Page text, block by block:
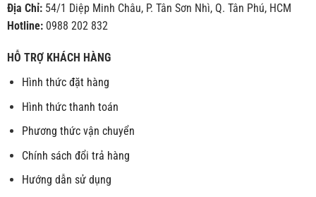
Địa Chỉ:54/1 Diệp Minh Châu, P. Tân Sơn Nhì, Q. Tân Phú, HCM
Hotline:0988 202 832
HỖ TRỢ KHÁCH HÀNG
Hình thức đặt hàng
Hình thức thanh toán
Phương thức vận chuyển
Chính sách đổi trả hàng
Hướng dẫn sử dụng